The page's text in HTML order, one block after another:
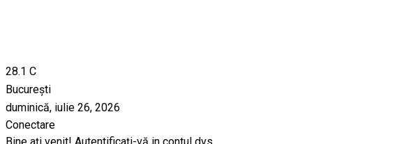
28.1 C
București
duminică, iulie 26, 2026
Conectare